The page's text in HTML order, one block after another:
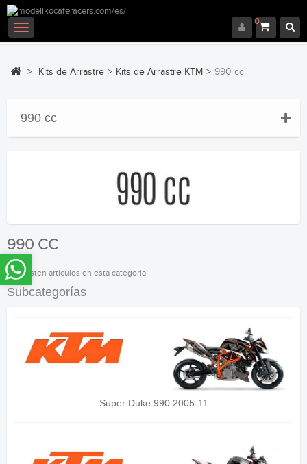
0
Navegación
Toggle
> Kits de Arrastre > Kits de Arrastre KTM > 990 cc
990 cc
990 CC
No existen articulos en esta categoria
Subcategorías
Super Duke 990 2005-11